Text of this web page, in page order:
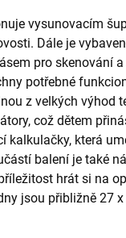
vysunovacím
Dále je
pro skenování
potřebné
z velkých výhod
což dětem
kalkulačky, která
balení je také
hrát si na
jsou přibližně 27